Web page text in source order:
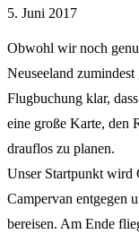
5. Juni 2017
Obwohl wir noch
Neuseeland
Flugbuchung klar,
eine große Karte, den
drauflos zu planen.
Unser Startpunkt wird
Campervan entgegen
bereisen. Am Ende